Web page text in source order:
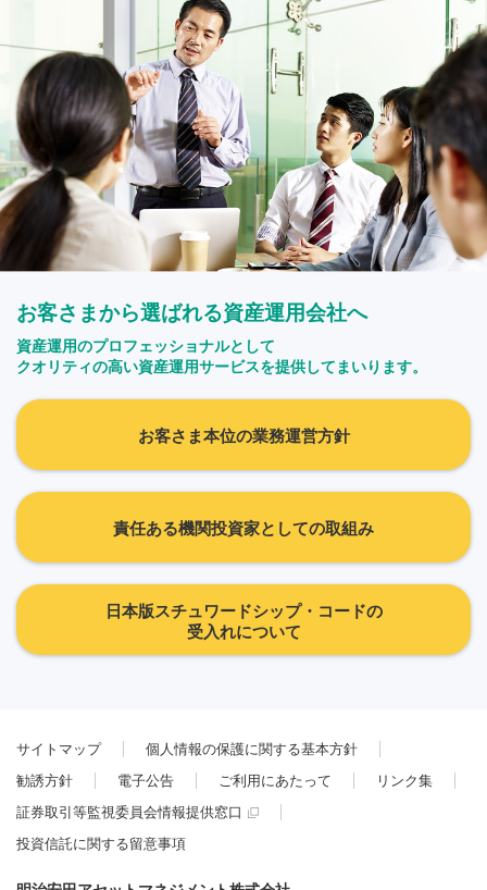
お客さまから選ばれる資産運用会社へ
資産運用のプロフェッショナルとして
クオリティの高い資産運用サービスを提供してまいります。
お客さま本位の業務運営方針
責任ある機関投資家としての取組み
日本版スチュワードシップ・コードの
受入れについて
サイトマップ
個人情報の保護に関する基本方針
勧誘方針
電子公告 ご利用にあたって
リンク集
証券取引等監視委員会情報提供窓口
投資信託に関する留意事項